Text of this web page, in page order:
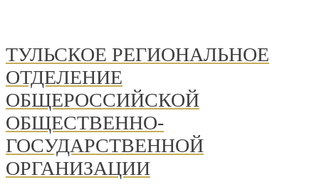
ТУЛЬСКОЕ РЕГИОНАЛЬНОЕ
ОТДЕЛЕНИЕ
ОБЩЕРОССИЙСКОЙ
ОБЩЕСТВЕННО-
ГОСУДАРСТВЕННОЙ
ОРГАНИЗАЦИИ